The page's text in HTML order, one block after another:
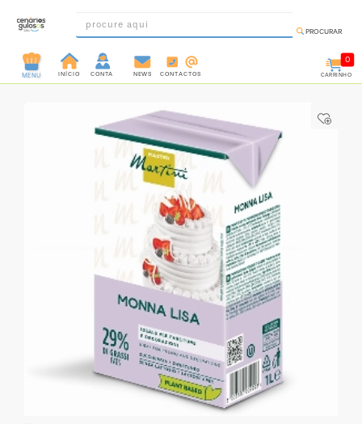
PROCURAR
MENU INÍCIO CONTA NEWS CONTACTOS
0
CARRINHO